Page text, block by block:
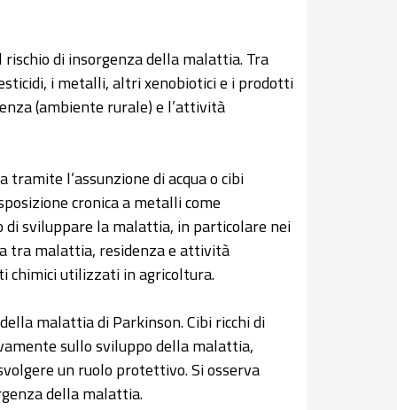
di insorgenza della malattia. Tra
i metalli, altri xenobiotici e i prodotti
(ambiente rurale) e l’attività
tramite l’assunzione di acqua o cibi
cronica a metalli come
sviluppare la malattia, in particolare nei
tra malattia, residenza e attività
chimici utilizzati in agricoltura.
malattia di Parkinson. Cibi ricchi di
sullo sviluppo della malattia,
un ruolo protettivo. Si osserva
della malattia.